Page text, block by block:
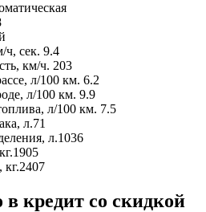
ч, сек. 9.4
км/ч. 203
л/100 км. 6.2
л/100 км. 9.9
л/100 км. 7.5
л.71
л.1036
1905
кг.2407
в кредит со скидкой